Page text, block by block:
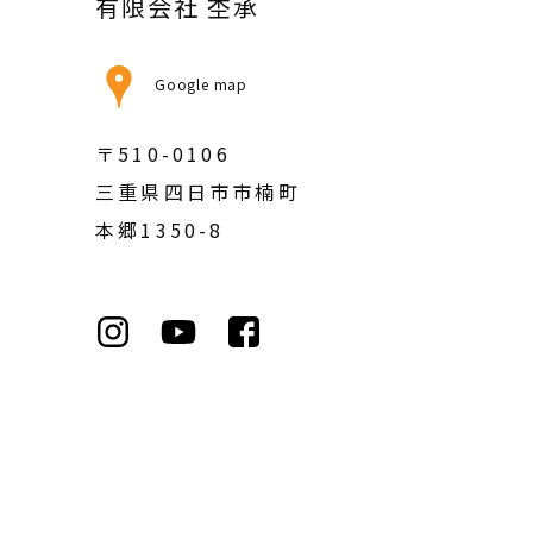
Google map
〒510-0106
三重県四日市市楠町
本郷1350-8